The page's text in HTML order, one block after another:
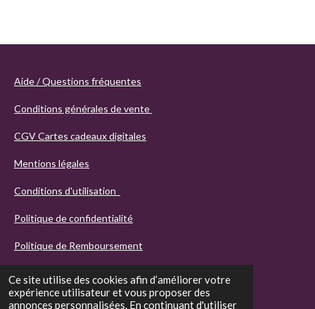
Ce site utilise des cookies afin d’améliorer votre
expérience utilisateur et vous proposer des
annonces personnalisées. En continuant d'utiliser
Aide / Questions fréquentes
Conditions générales de vente
CGV Cartes cadeaux digitales
Mentions légales
Conditions d'utilisation
Politique de confidentialité
Politique de Remboursement